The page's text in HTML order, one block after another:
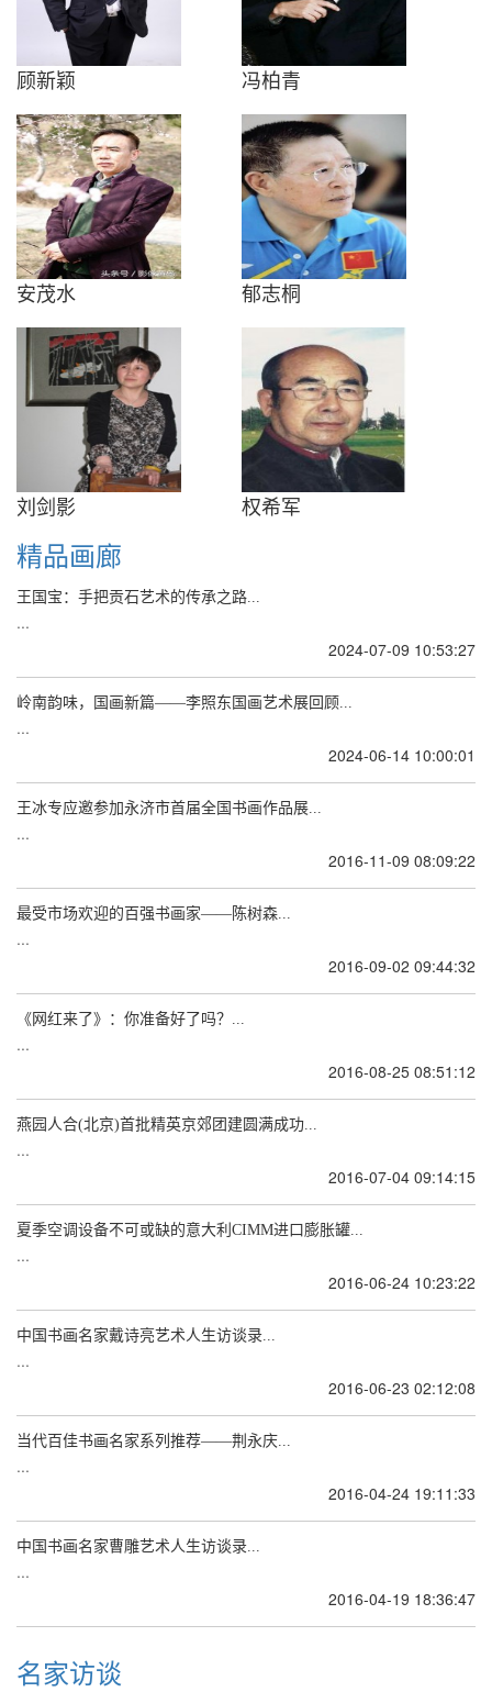
顾新颖 冯柏青
安茂水 郁志桐
刘剑影 权希军
精品画廊
王国宝：手把贡石艺术的传承之路...
...
2024-07-09 10:53:27
岭南韵味，国画新篇——李照东国画艺术展回顾...
...
2024-06-14 10:00:01
王冰专应邀参加永济市首届全国书画作品展...
...
2016-11-09 08:09:22
最受市场欢迎的百强书画家——陈树森...
...
2016-09-02 09:44:32
《网红来了》：你准备好了吗？...
...
2016-08-25 08:51:12
燕园人合(北京)首批精英京郊团建圆满成功...
...
2016-07-04 09:14:15
夏季空调设备不可或缺的意大利CIMM进口膨胀罐...
...
2016-06-24 10:23:22
中国书画名家戴诗亮艺术人生访谈录...
...
2016-06-23 02:12:08
当代百佳书画名家系列推荐——荆永庆...
...
2016-04-24 19:11:33
中国书画名家曹雕艺术人生访谈录...
...
2016-04-19 18:36:47
名家访谈